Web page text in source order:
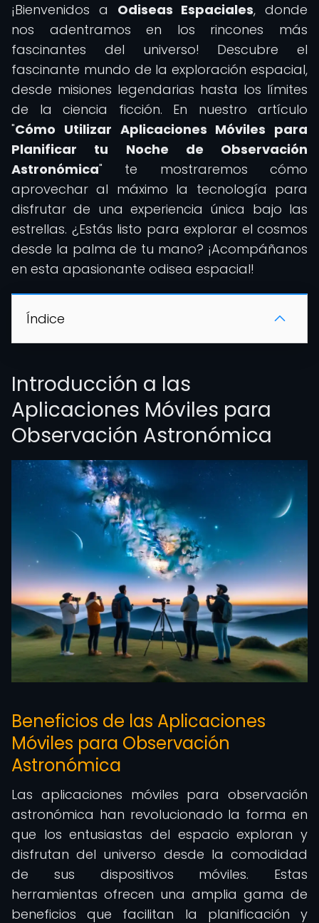
¡Bienvenidos a Odiseas Espaciales, donde
nos adentramos en los rincones más
fascinantes del universo! Descubre el
fascinante mundo de la exploración espacial,
desde misiones legendarias hasta los límites
de la ciencia ficción. En nuestro artículo
"Cómo Utilizar Aplicaciones Móviles para
Planificar tu Noche de Observación
Astronómica" te mostraremos cómo
aprovechar al máximo la tecnología para
disfrutar de una experiencia única bajo las
estrellas. ¿Estás listo para explorar el cosmos
desde la palma de tu mano? ¡Acompáñanos
en esta apasionante odisea espacial!
Índice
Introducción a las
Aplicaciones Móviles para
Observación Astronómica
Beneficios de las Aplicaciones
Móviles para Observación
Astronómica
Las aplicaciones móviles para observación
astronómica han revolucionado la forma en
que los entusiastas del espacio exploran y
disfrutan del universo desde la comodidad
de sus dispositivos móviles. Estas
herramientas ofrecen una amplia gama de
beneficios que facilitan la planificación y